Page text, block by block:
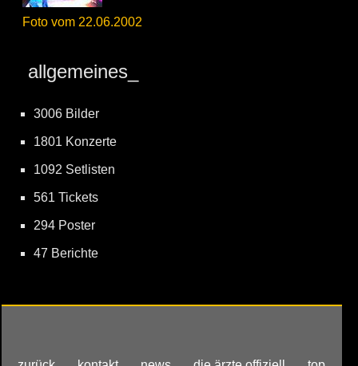
Foto vom 22.06.2002
allgemeines_
3006 Bilder
1801 Konzerte
1092 Setlisten
561 Tickets
294 Poster
47 Berichte